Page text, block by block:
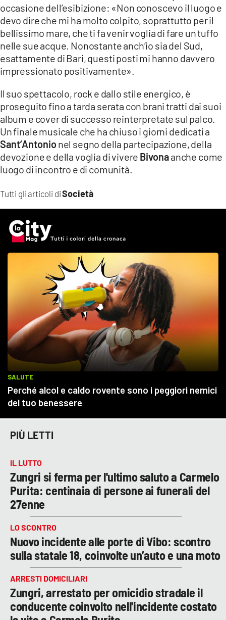
Tutti gli articoli diSocietà
occasione dell’esibizione: «Non conoscevo il luogo e
devo dire che mi ha molto colpito, soprattutto per il
bellissimo mare, che ti fa venir voglia di fare un tuffo
nelle sue acque. Nonostante anch’io sia del Sud,
esattamente di Bari, questi posti mi hanno davvero
impressionato positivamente».
Il suo spettacolo, rock e dallo stile energico, è
proseguito fino a tarda serata con brani tratti dai suoi
album e cover di successo reinterpretate sul palco.
Un finale musicale che ha chiuso i giorni dedicati a
Sant’Antonionel segno della partecipazione, della
devozione e della voglia di vivere Bivonaanche come
luogo di incontro e di comunità.
PIÙ LETTI
IL LUTTO
Zungri si ferma per l'ultimo saluto a Carmelo
Purita: centinaia di persone ai funerali del
27enne
LO SCONTRO
Nuovo incidente alle porte di Vibo: scontro
sulla statale 18, coinvolte un’auto e una moto
ARRESTI DOMICILIARI
Zungri, arrestato per omicidio stradale il
conducente coinvolto nell'incidente costato